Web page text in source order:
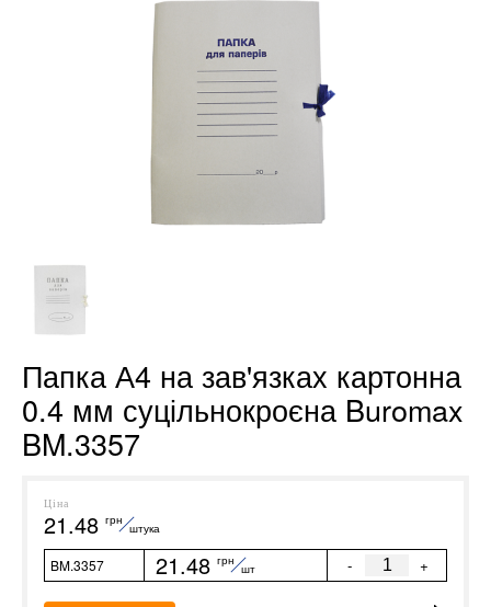
Папка А4 на зав'язках картонна
0.4 мм суцільнокроєна Buromax
BM.3357
Ціна
21.48 грн
штука
BM.3357 21.48 грн
шт - +